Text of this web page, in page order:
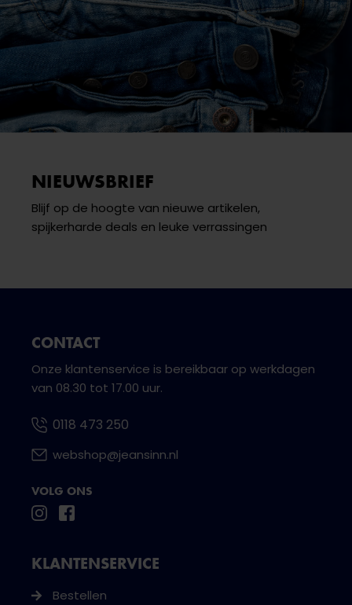
NIEUWSBRIEF
Blijf op de hoogte van nieuwe artikelen,
spijkerharde deals en leuke verrassingen
CONTACT
Onze klantenservice is bereikbaar op werkdagen
van 08.30 tot 17.00 uur.
0118 473 250
webshop@jeansinn.nl
VOLG ONS
KLANTENSERVICE
Bestellen